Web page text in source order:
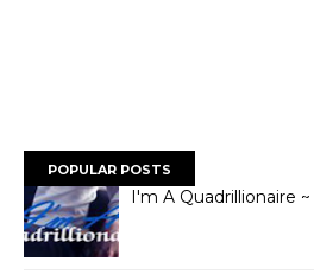
POPULAR POSTS
I'm A Quadrillionaire